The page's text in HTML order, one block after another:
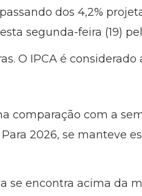
dos 4,2%
segunda-feira (19)
O IPCA é considerado
comparação com a
2026, se manteve
se encontra acima da